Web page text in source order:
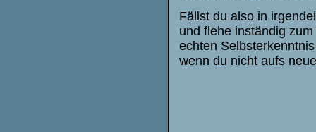
Fällst du also in
und flehe inständig
echten
wenn du nicht aufs